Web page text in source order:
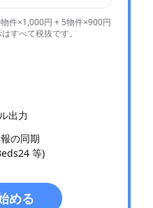
件×1,000円 + 5物件×900円
すべて税抜です。
出力
の同期
等)
める